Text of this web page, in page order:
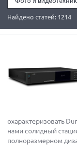
Найдено статей: 1214
охарактеризовать
нами солидный
полноразмерном